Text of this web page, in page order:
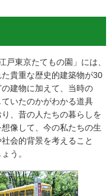
東京たてもの園」には、
貴重な歴史的建築物が30
建物に加えて、当時の
いたのかがわかる道具
、昔の人たちの暮らしを
像して、今の私たちの生
会的背景を考えること
う。